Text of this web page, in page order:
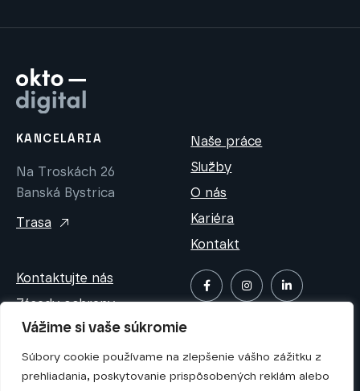
Vážime si vaše súkromie
Súbory cookie používame na zlepšenie vášho zážitku z
prehliadania, poskytovanie prispôsobených reklám alebo
KANCELÁRIA
Na Troskách 26
Banská Bystrica
Trasa
Naše práce
Služby
O nás
Kariéra
Kontakt
Kontaktujte nás
Zásady ochrany
osobných údajov